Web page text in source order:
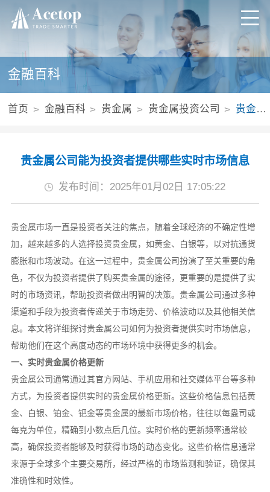
金融百科
首页 金融百科 贵金属 贵金属投资公司 贵金属公司能为投资者提供哪些实时市场信息
贵金属公司能为投资者提供哪些实时市场信息
发布时间：2025年01月02日 17:05:22
贵金属市场一直是投资者关注的焦点，随着全球经济的不确定性增
加，越来越多的人选择投资贵金属，如黄金、白银等，以对抗通货
膨胀和市场波动。在这一过程中，贵金属公司扮演了至关重要的角
色，不仅为投资者提供了购买贵金属的途径，更重要的是提供了实
时的市场资讯，帮助投资者做出明智的决策。贵金属公司通过多种
渠道和手段为投资者传递关于市场走势、价格波动以及其他相关信
息。本文将详细探讨贵金属公司如何为投资者提供实时市场信息，
帮助他们在这个高度动态的市场环境中获得更多的机会。
一、实时贵金属价格更新
贵金属公司通常通过其官方网站、手机应用和社交媒体平台等多种
方式，为投资者提供实时的贵金属价格更新。这些价格信息包括黄
金、白银、铂金、钯金等贵金属的最新市场价格，往往以每盎司或
每克为单位，精确到小数点后几位。实时价格的更新频率通常较
高，确保投资者能够及时获得市场的动态变化。这些价格信息通常
来源于全球多个主要交易所，经过严格的市场监测和验证，确保其
准确性和时效性。